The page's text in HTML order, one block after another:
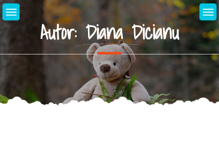
Autor:Diana Dicianu